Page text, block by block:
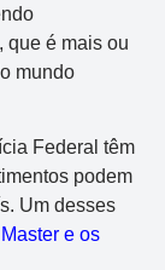
que é mais ou
mundo
Federal têm
podem
Um desses
e os